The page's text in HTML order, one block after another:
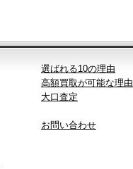
選ばれる10の理由
高額買取が可能な理由
大口査定
お問い合わせ